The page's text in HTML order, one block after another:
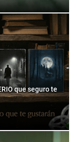
que seguro te